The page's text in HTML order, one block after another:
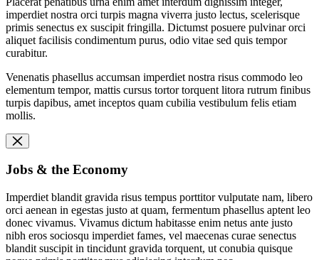
imperdiet nostra orci turpis magna viverra justo lectus, scelerisque
primis senectus ex suscipit fringilla. Dictumst posuere pulvinar orci
aliquet facilisis condimentum purus, odio vitae sed quis tempor
curabitur.
Venenatis phasellus accumsan imperdiet nostra risus commodo leo
elementum tempor, mattis cursus tortor torquent litora rutrum finibus
turpis dapibus, amet inceptos quam cubilia vestibulum felis etiam
mollis.
Jobs & the Economy
Imperdiet blandit gravida risus tempus porttitor vulputate nam, libero
orci aenean in egestas justo at quam, fermentum phasellus aptent leo
donec vivamus. Vivamus dictum habitasse enim netus ante justo
nibh eros sociosqu imperdiet fames, vel maecenas curae senectus
blandit suscipit in tincidunt gravida torquent, ut conubia quisque